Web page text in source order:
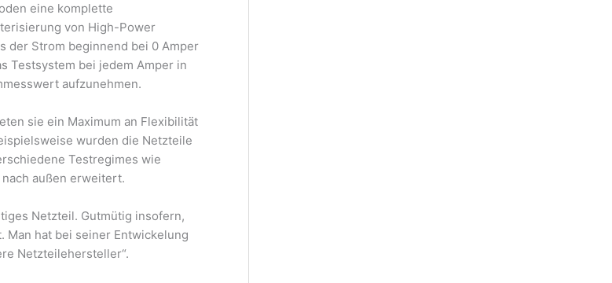
eine komplette
von High-Power
der Strom beginnend bei 0 Amper
Testsystem bei jedem Amper in
aufzunehmen.
sie ein Maximum an Flexibilität
wurden die Netzteile
Testregimes wie
außen erweitert.
Netzteil. Gutmütig insofern,
Man hat bei seiner Entwickelung
Netzteilehersteller“.